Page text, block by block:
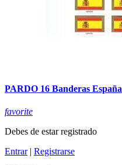
PARDO 16 Banderas España
favorite
Debes de estar registrado
Entrar| Registrarse